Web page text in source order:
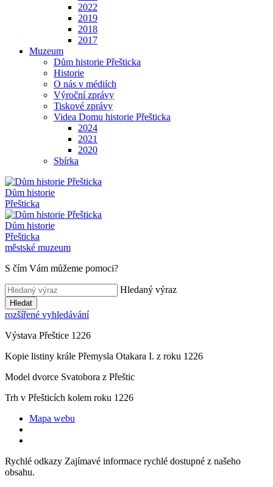
2022
2019
2018
2017
Muzeum
Dům historie Přešticka
Historie
O nás v médiích
Výroční zprávy
Tiskové zprávy
Videa Domu historie Přešticka
2024
2021
2020
Sbírka
Dům historie
Přešticka
Dům historie
Přešticka
městské muzeum
S čím Vám můžeme pomoci?
Hledaný výraz
Hledat
rozšířené vyhledávání
Výstava Přeštice 1226
Kopie listiny krále Přemysla Otakara I. z roku 1226
Model dvorce Svatobora z Přeštic
Trh v Přešticích kolem roku 1226
Mapa webu
Rychlé odkazy Zajímavé informace rychlé dostupné z našeho
obsahu.